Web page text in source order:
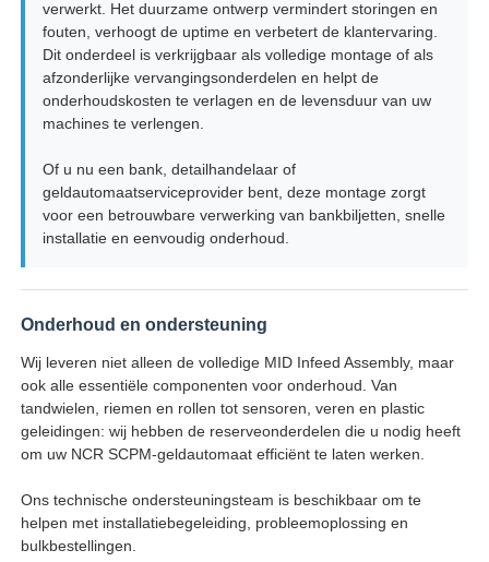
Diebold ATM-onderdelen
NCR ATM-onderdelen
Wincor ATM-onderdelen
Fujitsu ATM-onderdelen
Hitachi ATM-onderdelen
Glory NMD ATM onderdelen
verwerkt. Het duurzame ontwerp vermindert storingen en
fouten, verhoogt de uptime en verbetert de klantervaring.
Dit onderdeel is verkrijgbaar als volledige montage of als
afzonderlijke vervangingsonderdelen en helpt de
onderhoudskosten te verlagen en de levensduur van uw
machines te verlengen.
Of u nu een bank, detailhandelaar of
geldautomaatserviceprovider bent, deze montage zorgt
voor een betrouwbare verwerking van bankbiljetten, snelle
installatie en eenvoudig onderhoud.
Onderhoud en ondersteuning
Wij leveren niet alleen de volledige MID Infeed Assembly, maar
ook alle essentiële componenten voor onderhoud. Van
tandwielen, riemen en rollen tot sensoren, veren en plastic
geleidingen: wij hebben de reserveonderdelen die u nodig heeft
om uw NCR SCPM-geldautomaat efficiënt te laten werken.
Ons technische ondersteuningsteam is beschikbaar om te
helpen met installatiebegeleiding, probleemoplossing en
bulkbestellingen.